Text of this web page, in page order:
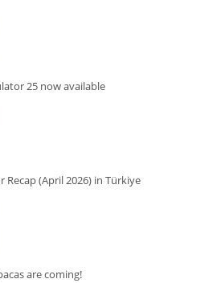
25 now available
(April 2026) in Türkiye
are coming!